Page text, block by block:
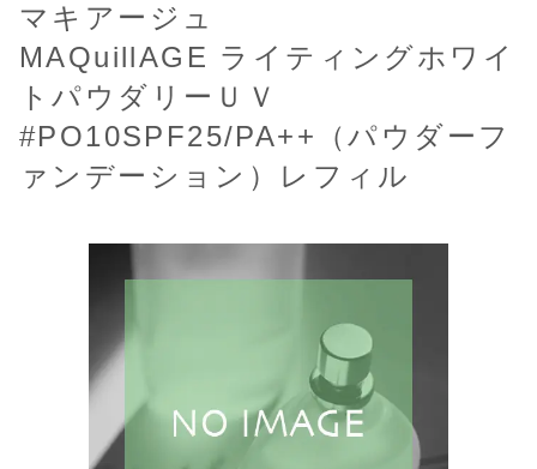
マキアージュ
MAQuillAGE ライティングホワイ
トパウダリーＵＶ
#PO10SPF25/PA++（パウダーフ
ァンデーション）レフィル